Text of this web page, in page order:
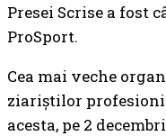
Presei Scrise a fost
ProSport.
Cea mai veche
ziariştilor
acesta, pe 2